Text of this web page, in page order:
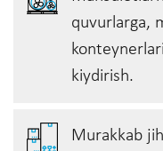
quvurlarga,
kiydirish.
Murakkab